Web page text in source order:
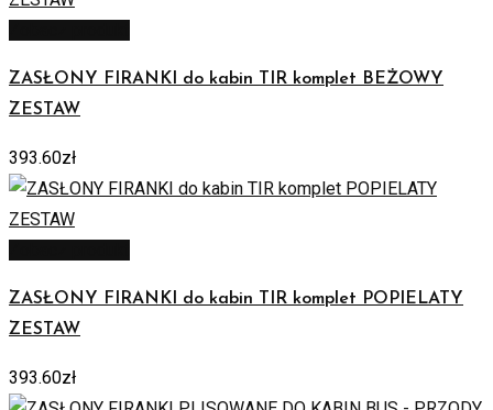
ZASŁONY FIRANKI do kabin TIR komplet BEŻOWY
ZESTAW
393.60zł
ZASŁONY FIRANKI do kabin TIR komplet POPIELATY
ZESTAW
393.60zł